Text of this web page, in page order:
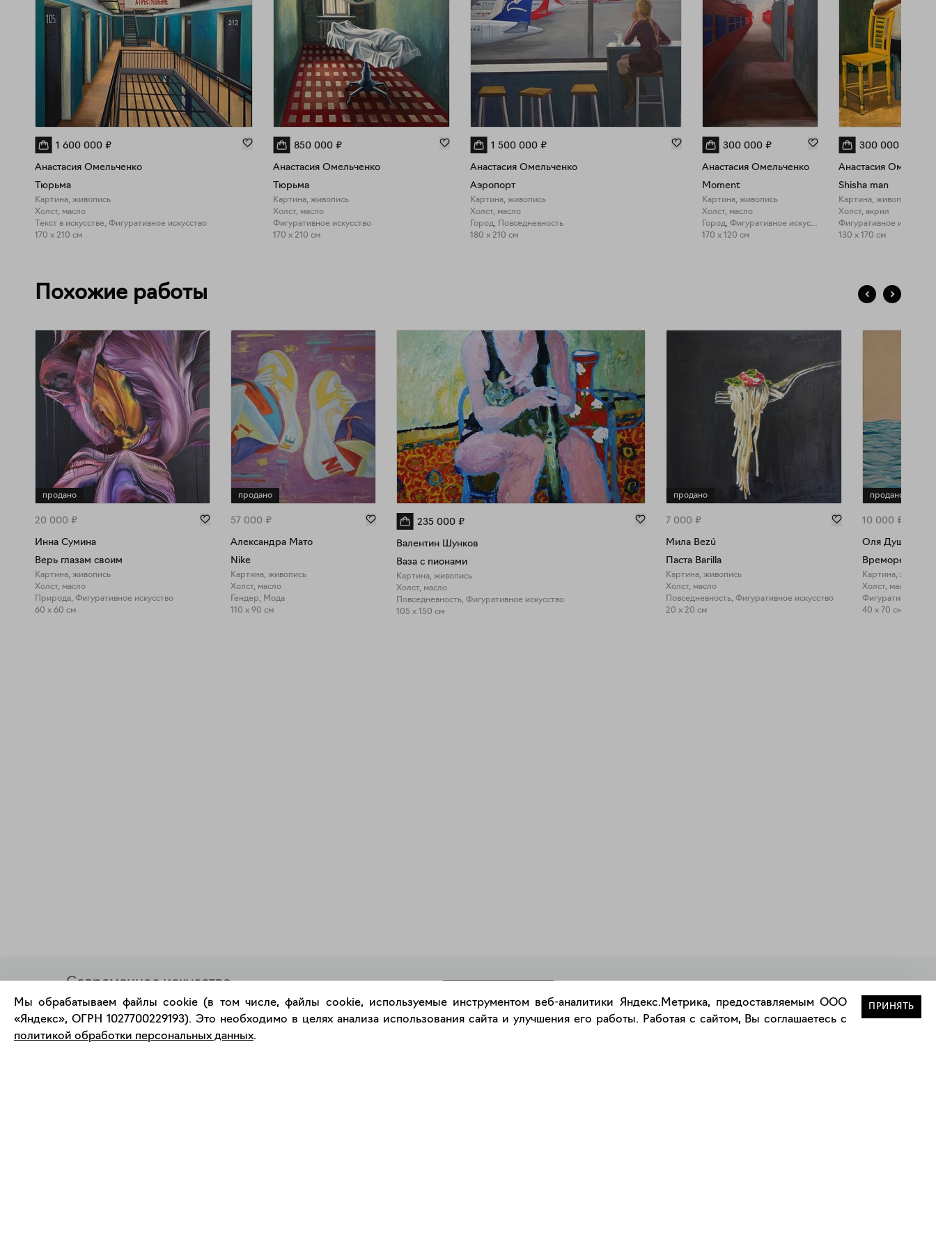
1 600 000 ₽
Анастасия Омельченко
Тюрьма
Картина, живопись
Холст, масло
Текст в искусстве, Фигуративное искусство
170 x 210 см
850 000 ₽
Анастасия Омельченко
Тюрьма
Картина, живопись
Холст, масло
Фигуративное искусство
170 x 210 см
1 500 000 ₽
Анастасия Омельченко
Аэропорт
Картина, живопись
Холст, масло
Город, Повседневность
180 x 210 см
300 000 ₽
Анастасия Омельченко
Moment
Картина, живопись
Холст, масло
Город, Фигуративное искусство
170 x 120 см
300 000
Анастасия
Shisha man
Картина, живопись
Холст, акрил
Фигуративное искусство
130 x 170 см
Похожие работы
продано
20 000 ₽
Инна Сумина
Верь глазам своим
Картина, живопись
Холст, масло
Природа, Фигуративное искусство
60 x 60 см
продано
57 000 ₽
Александра Мато
Nike
Картина, живопись
Холст, масло
Гендер, Мода
110 x 90 см
235 000 ₽
Валентин Шунков
Ваза с пионами
Картина, живопись
Холст, масло
Повседневность, Фигуративное искусство
105 x 150 см
продано
7 000 ₽
Мила Bezú
Паста Barilla
Картина, живопись
Холст, масло
Повседневность, Фигуративное искусство
20 x 20 см
продано
10 000 ₽
Оля Душкина
Времоре
Картина,
Холст, масло
Фигуративное
40 x 70 см
Современное искусство
онлайн
Мы обрабатываем файлы cookie (в том числе, файлы cookie, используемые инструментом веб-аналитики Яндекс.Метрика, предоставляемым ООО
«Яндекс», ОГРН 1027700229193). Это необходимо в целях анализа использования сайта и улучшения его работы. Работая с сайтом, Вы соглашаетесь с
политикой обработки персональных данных.
ПРИНЯТЬ